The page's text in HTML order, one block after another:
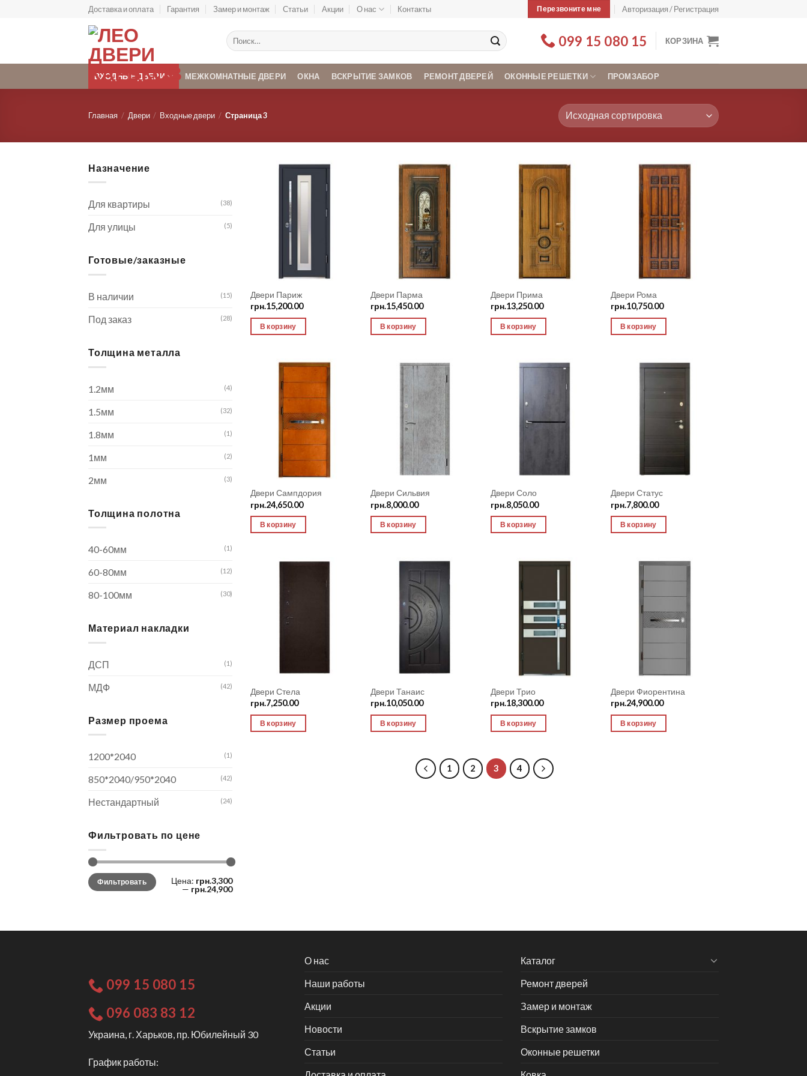
Доставка и оплата Гарантия Замер и монтаж Статьи Акции О нас Контакты Перезвоните мне Авторизация / Регистрация
Искать: 099 15 080 15 КОРЗИНА
ВХОДНЫЕ ДВЕРИ МЕЖКОМНАТНЫЕ ДВЕРИ ОКНА ВСКРЫТИЕ ЗАМКОВ РЕМОНТ ДВЕРЕЙ ОКОННЫЕ РЕШЕТКИ ПРОМЗАБОР
Главная / Двери / Входные двери / Страница 3
Назначение
Для квартиры (38)
Для улицы (5)
Готовые/заказные
В наличии (15)
Под заказ (28)
Толщина металла
1.2мм (4)
1.5мм (32)
1.8мм (1)
1мм (2)
2мм (3)
Толщина полотна
40-60мм (1)
60-80мм (12)
80-100мм (30)
Материал накладки
ДСП (1)
МДФ (42)
Размер проема
1200*2040 (1)
850*2040/950*2040 (42)
Нестандартный (24)
Фильтровать по цене
Фильтровать Цена: грн.3,300
— грн.24,900
Add to
Двери Париж
грн.15,200.00
В корзину
Add to
Двери Парма
грн.15,450.00
В корзину
Wishlist
Двери Прима
грн.13,250.00
В корзину
Wishlist
Двери Рома
грн.10,750.00
В корзину
Wishlist
Двери Сампдория
грн.24,650.00
В корзину
Двери Сильвия
грн.8,000.00
В корзину
Add to
Двери Соло
грн.8,050.00
В корзину
Двери Статус
грн.7,800.00
В корзину
Двери Стела
грн.7,250.00
В корзину
Двери Танаис
грн.10,050.00
В корзину
Двери Трио
грн.18,300.00
В корзину
Wishlist
Двери Фиорентина
грн.24,900.00
В корзину
1 2 3 4
099 15 080 15
096 083 83 12
Украина, г. Харьков, пр. Юбилейный 30
График работы:
О нас
Наши работы
Акции
Новости
Статьи
Каталог
Ремонт дверей
Замер и монтаж
Вскрытие замков
Оконные решетки